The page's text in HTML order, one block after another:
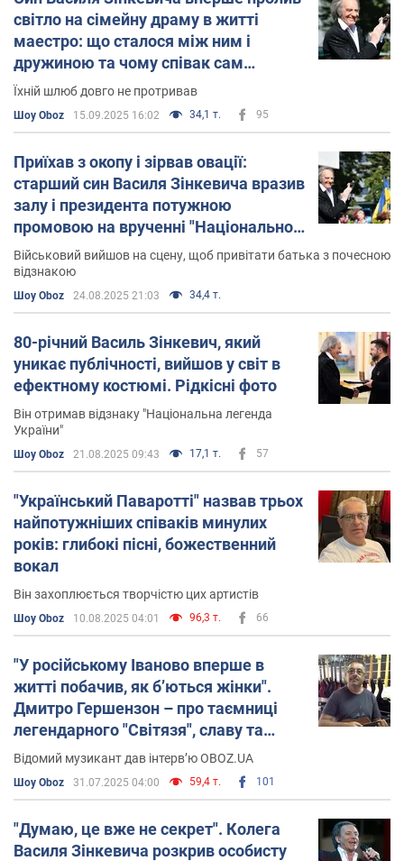
світло на сімейну драму в житті
маестро: що сталося між ним і
дружиною та чому співак сам
виховував дітей
Їхній шлюб довго не протривав
Шоу Oboz 15.09.2025 16:02 34,1 т. 95
Приїхав з окопу і зірвав овації:
старший син Василя Зінкевича вразив
залу і президента потужною
промовою на врученні "Національної
легенди"
Військовий вийшов на сцену, щоб привітати батька з почесною
відзнакою
Шоу Oboz 24.08.2025 21:03 34,4 т.
80-річний Василь Зінкевич, який
уникає публічності, вийшов у світ в
ефектному костюмі. Рідкісні фото
Він отримав відзнаку "Національна легенда
України"
Шоу Oboz 21.08.2025 09:43 17,1 т. 57
"Український Паваротті" назвав трьох
найпотужніших співаків минулих
років: глибокі пісні, божественний
вокал
Він захоплюється творчістю цих артистів
Шоу Oboz 10.08.2025 04:01 96,3 т. 66
"У російському Іваново вперше в
житті побачив, як б’ються жінки".
Дмитро Гершензон – про таємниці
легендарного "Світязя", славу та
переїзд до Ізраїлю
Відомий музикант дав інтерв’ю OBOZ.UA
Шоу Oboz 31.07.2025 04:00 59,4 т. 101
"Думаю, це вже не секрет". Колега
Василя Зінкевича розкрив особисту